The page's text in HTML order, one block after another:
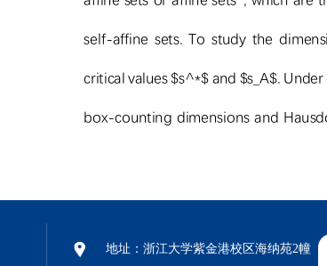
地址：浙江大学紫金港校区海纳苑2幢